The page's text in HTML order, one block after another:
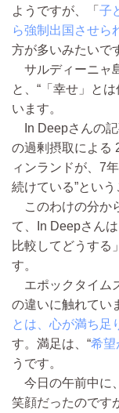
ようですが、「 子
ら強制出国させら
方が多いみたいで
サルディーニャ
と、“「幸せ」と
います。
In Deepさんの記
の過剰摂取による
ィンランドが、7
続けている”という
このわけの分か
て、In Deepさん
比較してどうする
す。
エポックタイム
の違いに触れてい
とは、心が満ち足
す。満足は、“希望
うです。
今日の午前中に
笑顔だったのです